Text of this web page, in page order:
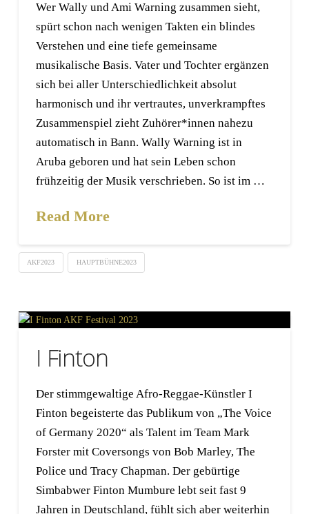
Wer Wally und Ami Warning zusammen sieht,
spürt schon nach wenigen Takten ein blindes
Verstehen und eine tiefe gemeinsame
musikalische Basis. Vater und Tochter ergänzen
sich bei aller Unterschiedlichkeit absolut
harmonisch und ihr vertrautes, unverkrampftes
Zusammenspiel zieht Zuhörer*innen nahezu
automatisch in Bann. Wally Warning ist in
Aruba geboren und hat sein Leben schon
frühzeitig der Musik verschrieben. So ist im …
Read More
AKF2023 HAUPTBÜHNE2023
I Finton
Der stimmgewaltige Afro-Reggae-Künstler I
Finton begeisterte das Publikum von „The Voice
of Germany 2020“ als Talent im Team Mark
Forster mit Coversongs von Bob Marley, The
Police und Tracy Chapman. Der gebürtige
Simbabwer Finton Mumbure lebt seit fast 9
Jahren in Deutschland, fühlt sich aber weiterhin